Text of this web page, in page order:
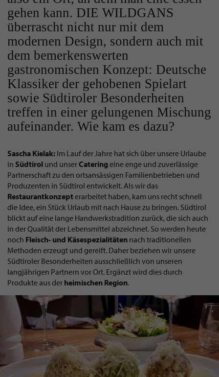
gehen kann. DIE WILDGANS
überrascht nicht nur mit dem
modernen Design, sondern auch mit
dem bemerkenswerten
gastronomischen Konzept: Deutsche
Klassiker der gehobenen Spielart
sowie Südtiroler Besonderheiten
treffen in einer gelungenen Mischung
aufeinander. Wie kam es dazu?
Sascha Kielak: Im Lauf der Jahre hat sich über unsere Urlaube
in Südtirol und unserCateringeine enge und zuverlässige
Partnerschaft zu den ortsansässigen Familienbetrieben und
Produzenten in Südtirol entwickelt. Als wir das
Restaurantkonzepterarbeitet haben, kam uns recht schnell
die Idee, ein Stück Urlaub mit nach Hause zu bringen. Südtirol
blickt auf eine lange Handwerkstradition zurück, die sich auch
in der Qualität der Lebensmittel abzeichnet. So werden heute
noch Fleisch- und Käsespezialitäten nach traditionellen
Methoden erzeugt und gereift. Daher beziehen wir unsere
Südtiroler Besonderheiten ausschließlich von unseren
langjährigen Partnern vor Ort. Ergänzt wird dies durch
Produkte aus der heimischen Region.